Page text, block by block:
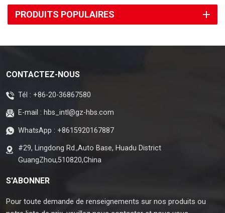
PRODUITS POPULAIRES
CONTACTEZ-NOUS
Tél : +86-20-36867580
E-mail : hbs_intl@gz-hbs.com
WhatsApp : +8615920167887
#29, Lingdong Rd.,Auto Base, Huadu District
GuangZhou,510820,China
S'ABONNER
Pour toute demande de renseignements sur nos produits ou